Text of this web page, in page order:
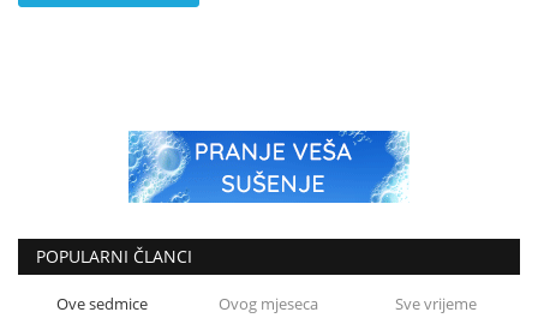
POPULARNI ČLANCI
Ove sedmice Ovog mjeseca Sve vrijeme